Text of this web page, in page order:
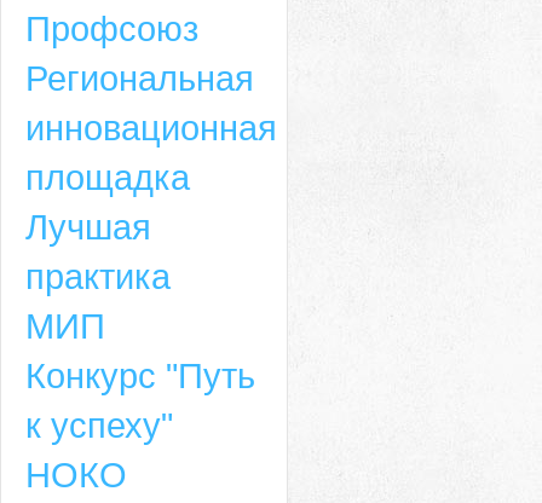
Профсоюз
Региональная
инновационная
площадка
Лучшая
практика
МИП
Конкурс "Путь
к успеху"
НОКО